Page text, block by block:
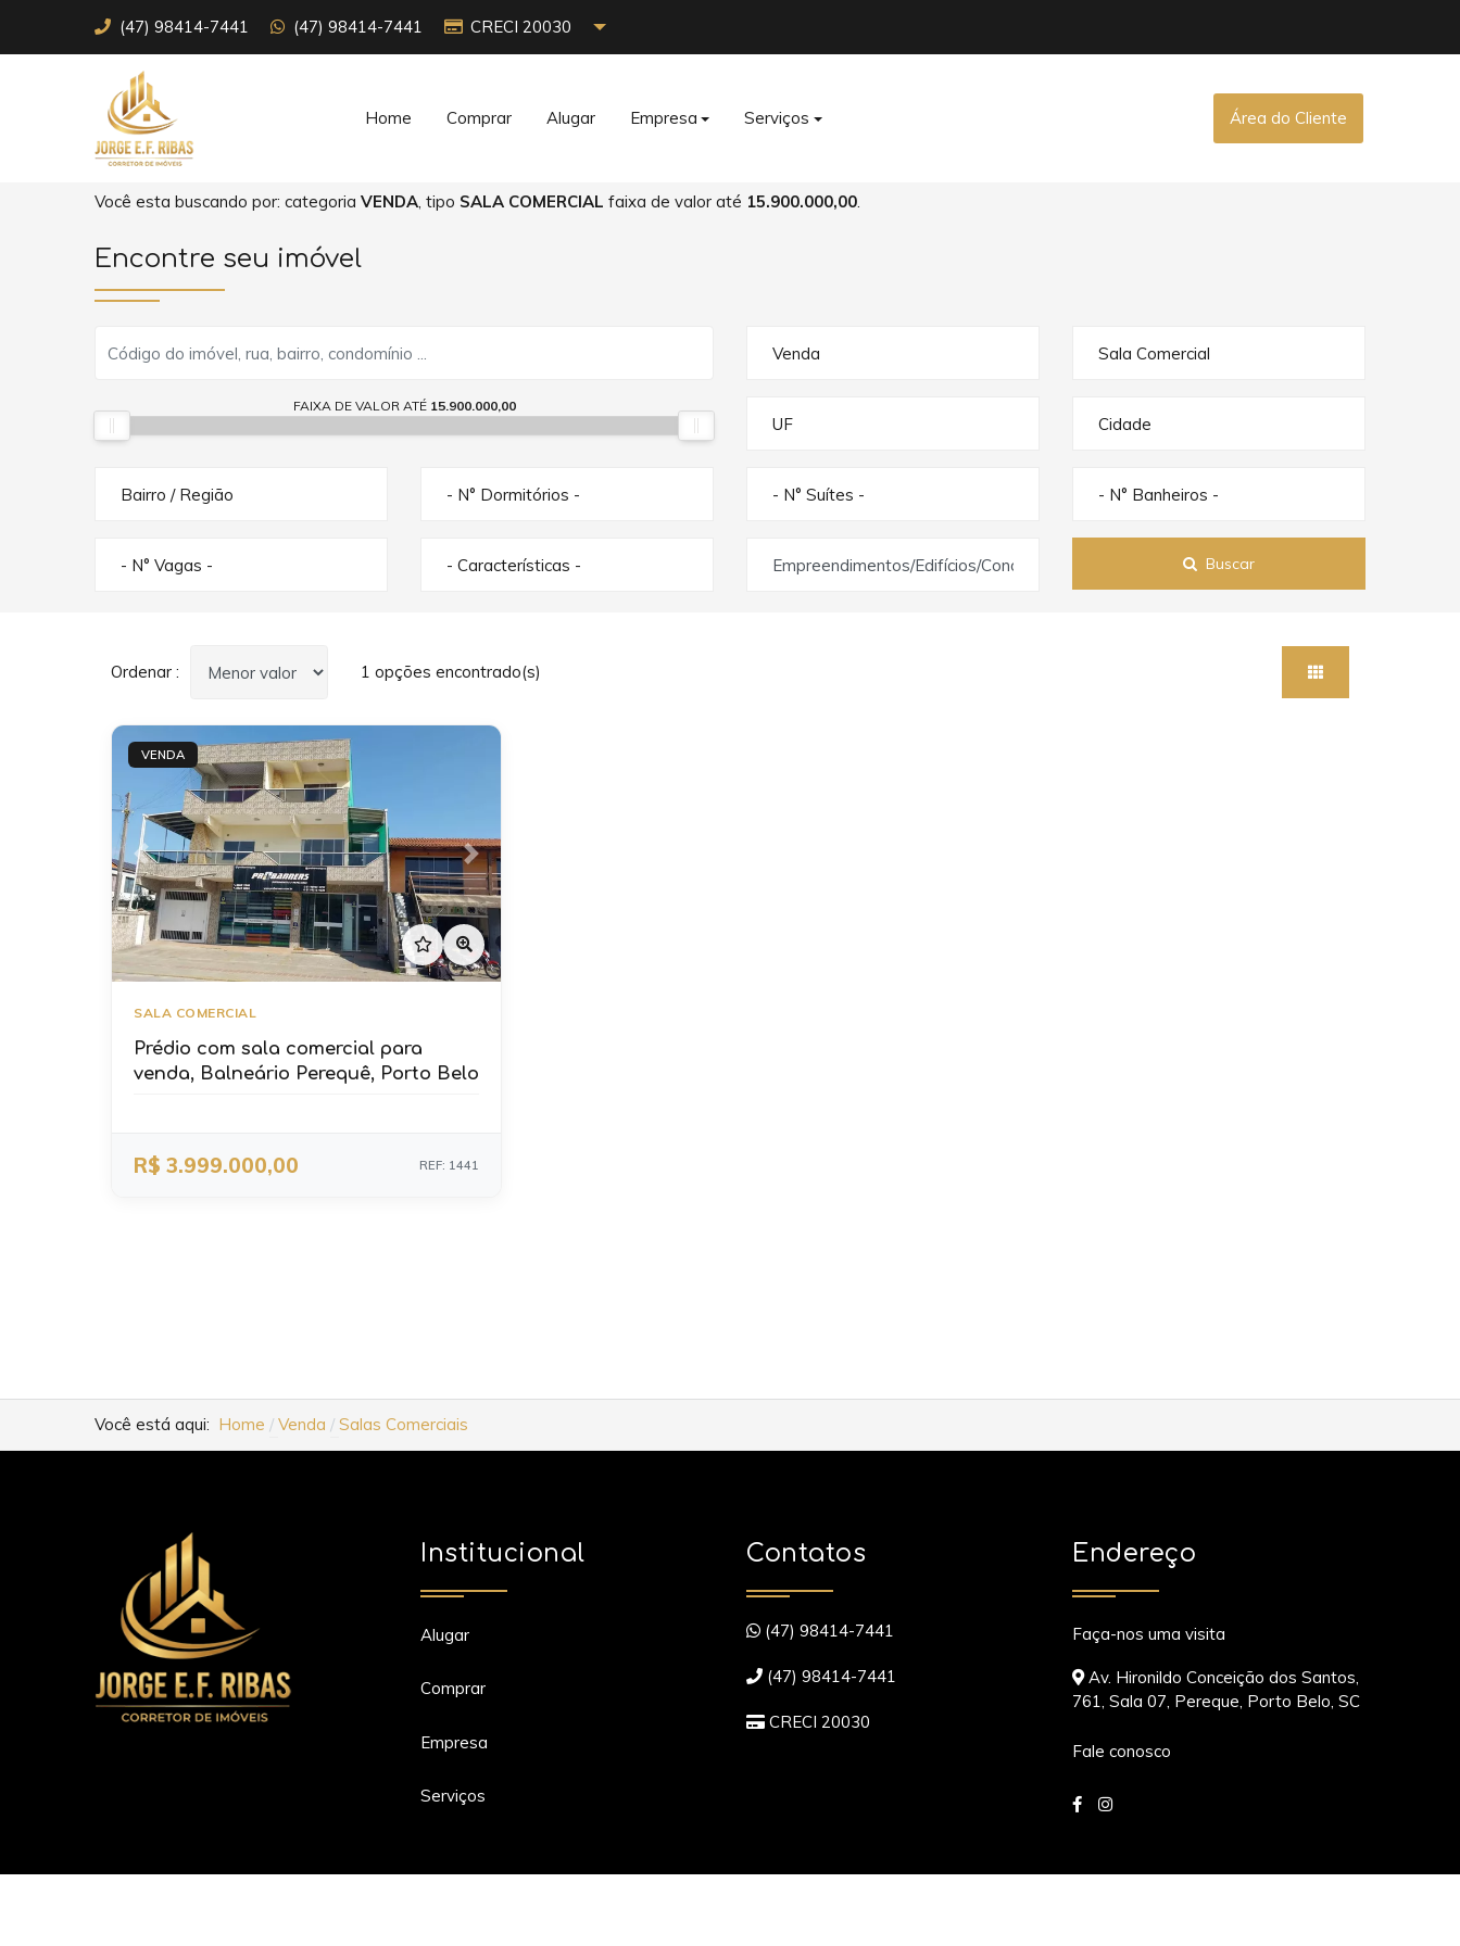
(47) 98414-7441 (47) 98414-7441 CRECI 20030
Home Comprar Alugar Empresa Serviços Área do Cliente
Você esta buscando por: categoria VENDA , tipo SALA COMERCIAL faixa de valor até 15.900.000,00
Encontre seu imóvel
Venda Sala Comercial
FAIXA DE VALOR ATÉ 15.900.000,00
UF Cidade
Bairro / Região - N° Dormitórios - - N° Suítes - - N° Banheiros -
- N° Vagas - - Características - Empreendimentos/Edifícios/Condomínios Buscar
Ordenar : 1 opções encontrado(s)
VENDA
Previous Next
SALA COMERCIAL
Prédio com sala comercial para
venda, Balneário Perequê, Porto Belo
R$ 3.999.000,00 REF: 1441
Você está aqui: Home Venda Salas Comerciais
Institucional
Alugar
Comprar
Empresa
Serviços
Contatos
(47) 98414-7441
(47) 98414-7441
CRECI 20030
Endereço
Faça-nos uma visita
Av. Hironildo Conceição dos Santos,
761, Sala 07, Pereque, Porto Belo, SC
Fale conosco